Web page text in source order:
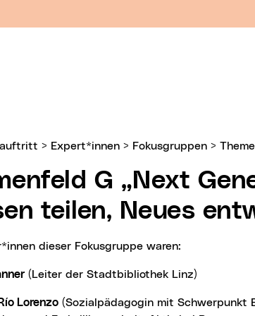
> Expert*innen > Fokusgruppen >
G „Next
teilen, Neues
dieser Fokusgruppe waren:
(Leiter der Stadtbibliothek Linz)
Lorenzo (Sozialpädagogin mit Schwerpunkt